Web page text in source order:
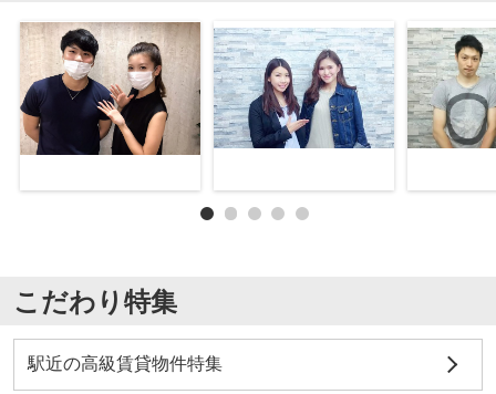
こだわり特集
駅近の高級賃貸物件特集